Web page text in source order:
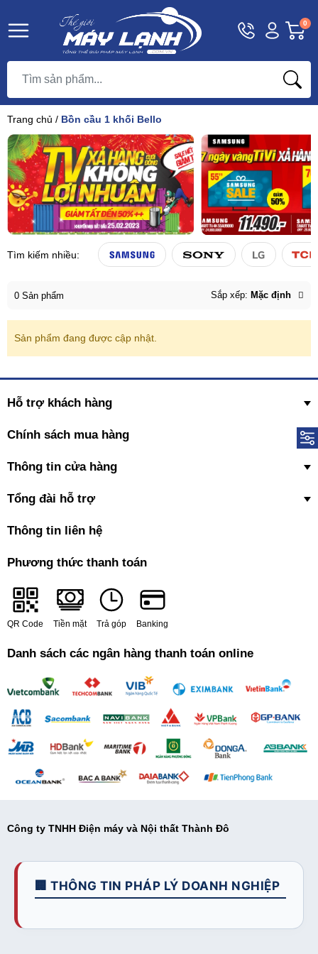
Hotline
1800
Tài
khoản
Khách
0
Trang chủ / Bồn cầu 1 khối Bello
Tìm kiếm nhiều:
0 Sản phẩm Sắp xếp: Mặc định
Sản phẩm đang được cập nhật.
Hỗ trợ khách hàng
Chính sách mua hàng
Thông tin cửa hàng
Tổng đài hỗ trợ
Thông tin liên hệ
Phương thức thanh toán
QR Code Tiền mặt Trả góp Banking
Danh sách các ngân hàng thanh toán online
Công ty TNHH Điện máy và Nội thất Thành Đô
🏢 THÔNG TIN PHÁP LÝ DOANH NGHIỆP